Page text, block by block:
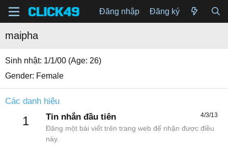
Đăng nhập Đăng ký
maipha
Sinh nhật 1/1/00 (Age: 26)
Gender Female
Các danh hiệu
1 4/3/13
Tin nhắn đầu tiên
Đăng một bài viết trên trang web để nhận được điều
này.